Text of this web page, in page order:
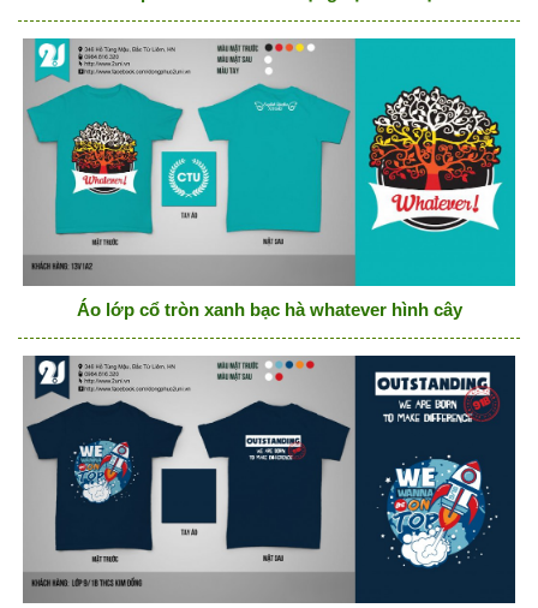
Áo lớp cổ tròn xanh bạc hà whatever hình cây